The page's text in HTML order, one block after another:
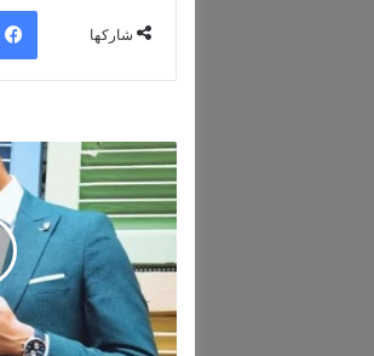
شاركها
إ
ي
ل
ي
ا
ض